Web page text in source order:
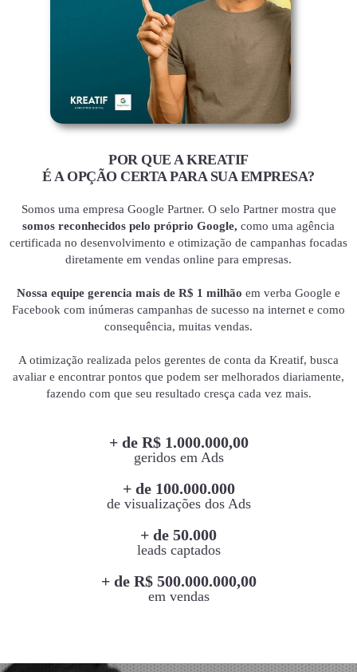
POR QUE A KREATIF
É A OPÇÃO CERTA PARA SUA EMPRESA?
Somos uma empresa Google Partner. O selo Partner mostra que
somos reconhecidos pelo próprio Google, como uma agência
certificada no desenvolvimento e otimização de campanhas focadas
diretamente em vendas online para empresas.
Nossa equipe gerencia mais de R$ 1 milhão em verba Google e
Facebook com inúmeras campanhas de sucesso na internet e como
consequência, muitas vendas.
A otimização realizada pelos gerentes de conta da Kreatif, busca
avaliar e encontrar pontos que podem ser melhorados diariamente,
fazendo com que seu resultado cresça cada vez mais.
+ de R$ 1.000.000,00
geridos em Ads
+ de 100.000.000
de visualizações dos Ads
+ de 50.000
leads captados
+ de R$ 500.000.000,00
em vendas